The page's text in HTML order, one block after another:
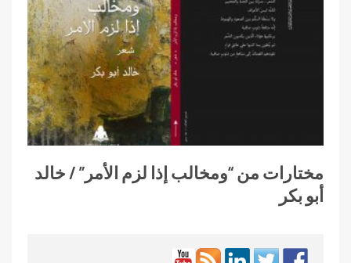
مختارات من “ومخالب إذا لزم الأمر” / خالد
أبو بكر